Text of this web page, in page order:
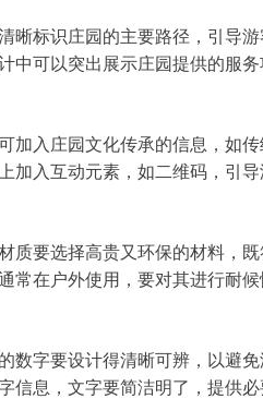
晰标识庄园的主要路径，引导游
中可以突出展示庄园提供的服
加入庄园文化传承的信息，如
加入互动元素，如二维码，引
质要选择高贵又环保的材料，
常在户外使用，要对其进行耐
数字要设计得清晰可辨，以避免
信息，文字要简洁明了，提供必